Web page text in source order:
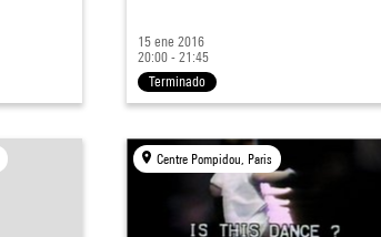
15 ene 2016
20:00 - 21:45
Terminado
Centre Pompidou, Paris